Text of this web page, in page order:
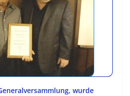
wurde